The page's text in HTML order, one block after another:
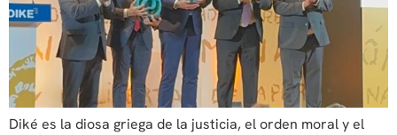
Diké es la diosa griega de la justicia, el orden moral y el